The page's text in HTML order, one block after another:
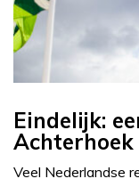
Eindelijk:
Achterhoek
Veel Nederlandse